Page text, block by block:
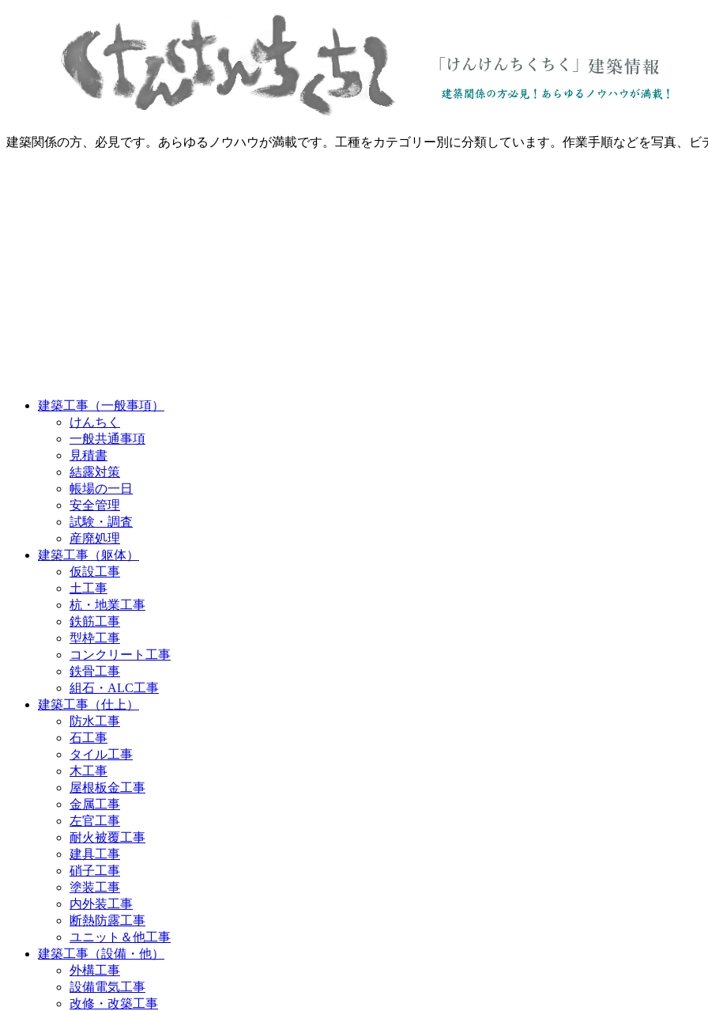
建築関係の方、必見です。あらゆるノウハウが満載です。工種をカテゴリー別に分類しています。作業手順などを写真、ビ
建築工事（一般事項）
けんちく
一般共通事項
見積書
結露対策
帳場の一日
安全管理
試験・調査
産廃処理
建築工事（躯体）
仮設工事
土工事
杭・地業工事
鉄筋工事
型枠工事
コンクリート工事
鉄骨工事
組石・ALC工事
建築工事（仕上）
防水工事
石工事
タイル工事
木工事
屋根板金工事
金属工事
左官工事
耐火被覆工事
建具工事
硝子工事
塗装工事
内外装工事
断熱防露工事
ユニット＆他工事
建築工事（設備・他）
外構工事
設備電気工事
改修・改築工事